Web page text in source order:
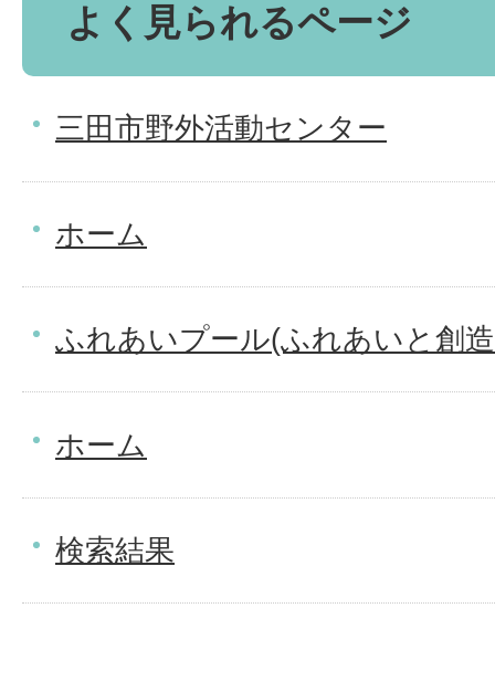
よく見られるページ
三田市野外活動センター
ホーム
ふれあいプール(ふれあいと創
ホーム
検索結果